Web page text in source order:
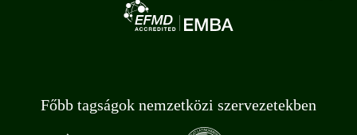
Főbb tagságok nemzetközi szervezetekben